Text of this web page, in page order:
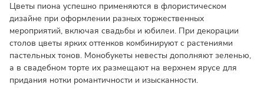
Цветы пиона успешно применяются в флористическом
дизайне при оформлении разных торжественных
мероприятий, включая свадьбы и юбилеи. При декорации
столов цветы ярких оттенков комбинируют с растениями
пастельных тонов. Монобукеты невесты дополняют зеленью,
а в свадебном торте их размещают на верхнем ярусе для
придания нотки романтичности и изысканности.